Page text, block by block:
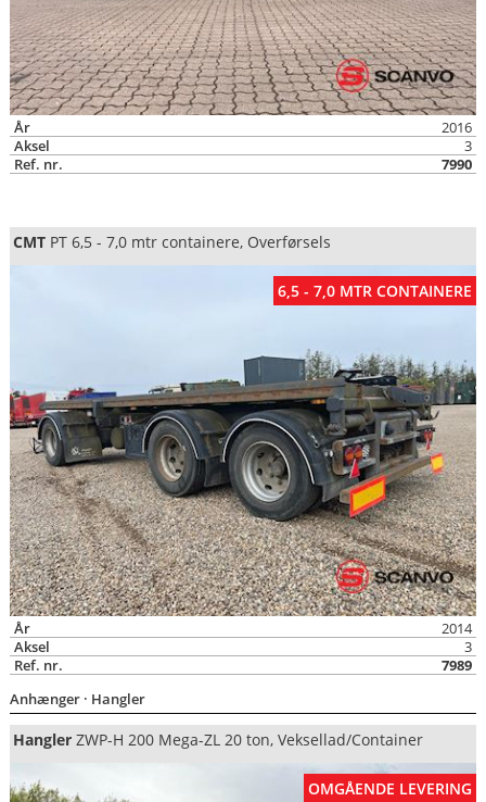
År
2016
Aksel
3
Ref. nr.
7990
CMTPT 6,5 - 7,0 mtr containere, Overførsels
6,5 - 7,0 MTR CONTAINERE
År
2014
Aksel
3
Ref. nr.
7989
Anhænger· Hangler
HanglerZWP-H 200 Mega-ZL 20 ton, Veksellad/Container
OMGÅENDE LEVERING